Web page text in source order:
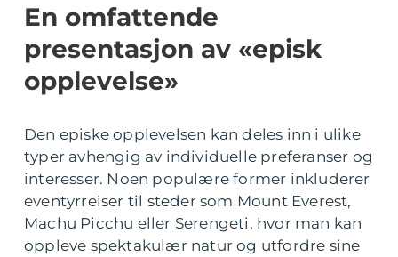
En omfattende
presentasjon av «episk
opplevelse»
Den episke opplevelsen kan deles inn i ulike
typer avhengig av individuelle preferanser og
interesser. Noen populære former inkluderer
eventyrreiser til steder som Mount Everest,
Machu Picchu eller Serengeti, hvor man kan
oppleve spektakulær natur og utfordre sine